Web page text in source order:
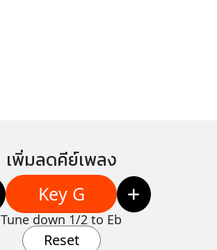
เพิ่มลดคีย์เพลง
Key G
Tune down 1/2 to Eb
Reset